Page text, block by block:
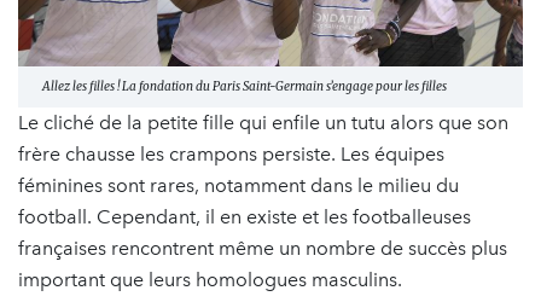
Allez les filles ! La fondation du Paris Saint-Germain s’engage pour les filles
Le cliché de la petite fille qui enfile un tutu alors que son
frère chausse les crampons persiste. Les équipes
féminines sont rares, notamment dans le milieu du
football. Cependant, il en existe et les footballeuses
françaises rencontrent même un nombre de succès plus
important que leurs homologues masculins.